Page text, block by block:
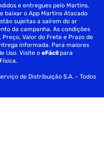
e entregues pelo Martins.
baixar o App Martins Atacado
sujeitas a saírem do ar
da campanha. As condições
Valor do Frete e Prazo de
informada. Para maiores
Uso. Visite oeFácil para
de Distribuição S.A. - Todos